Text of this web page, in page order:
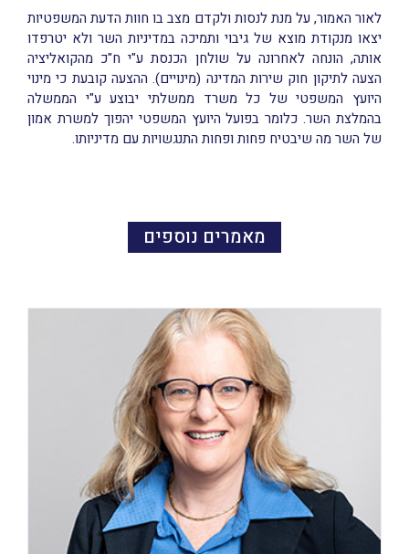
לאור האמור, על מנת לנסות ולקדם מצב בו חוות הדעת המשפטיות
יצאו מנקודת מוצא של גיבוי ותמיכה במדיניות השר ולא יטרפדו
אותה, הונחה לאחרונה על שולחן הכנסת ע"י ח"כ מהקואליציה
הצעה לתיקון חוק שירות המדינה (מינויים). ההצעה קובעת כי מינוי
היועץ המשפטי של כל משרד ממשלתי יבוצע ע"י הממשלה
בהמלצת השר. כלומר בפועל היועץ המשפטי יהפוך למשרת אמון
של השר מה שיבטיח פחות ופחות התנגשויות עם מדיניותו.
מאמרים נוספים